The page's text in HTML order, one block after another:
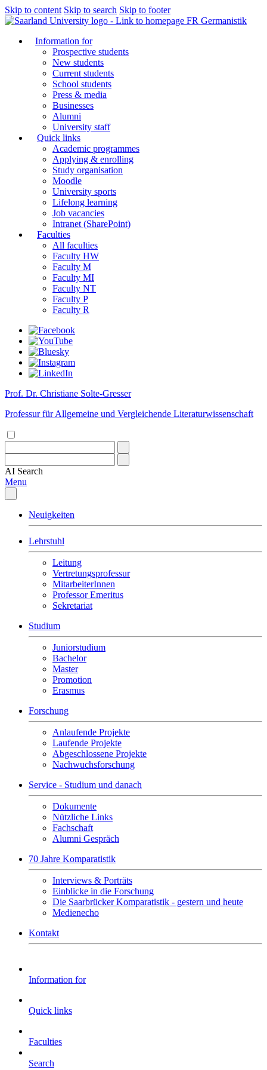
Skip to content Skip to search Skip to footer
FR Germanistik
Information for
Prospective students
New students
Current students
School students
Press & media
Businesses
Alumni
University staff
Quick links
Academic programmes
Applying & enrolling
Study organisation
Moodle
University sports
Lifelong learning
Job vacancies
Intranet (SharePoint)
Faculties
All faculties
Faculty HW
Faculty M
Faculty MI
Faculty NT
Faculty P
Faculty R
Prof. Dr. Christiane Solte-Gresser
Professur für Allgemeine und Vergleichende Literaturwissenschaft
AI Search
Menu
Neuigkeiten
Lehrstuhl
Leitung
Vertretungsprofessur
MitarbeiterInnen
Professor Emeritus
Sekretariat
Studium
Juniorstudium
Bachelor
Master
Promotion
Erasmus
Forschung
Anlaufende Projekte
Laufende Projekte
Abgeschlossene Projekte
Nachwuchsforschung
Service - Studium und danach
Dokumente
Nützliche Links
Fachschaft
Alumni Gespräch
70 Jahre Komparatistik
Interviews & Porträts
Einblicke in die Forschung
Die Saarbrücker Komparatistik - gestern und heute
Medienecho
Kontakt
Information for
Quick links
Faculties
Search